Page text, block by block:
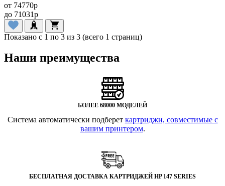
от 74770p
до 71031p
Показано с 1 по 3 из 3 (всего 1 страниц)
Наши преимущества
БОЛЕЕ 68000 МОДЕЛЕЙ
Система автоматически подберет картриджи, совместимые с
вашим принтером.
БЕСПЛАТНАЯ ДОСТАВКА КАРТРИДЖЕЙ HP 147 SERIES